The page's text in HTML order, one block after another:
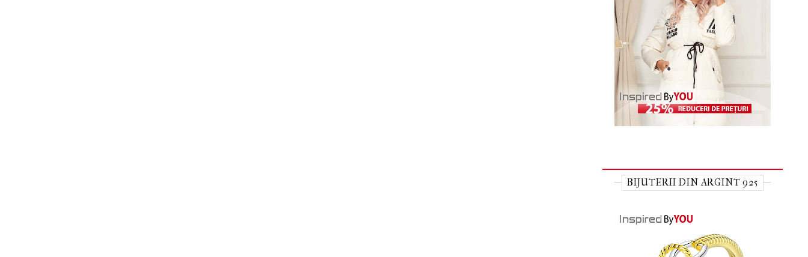
BIJUTERII DIN ARGINT 925